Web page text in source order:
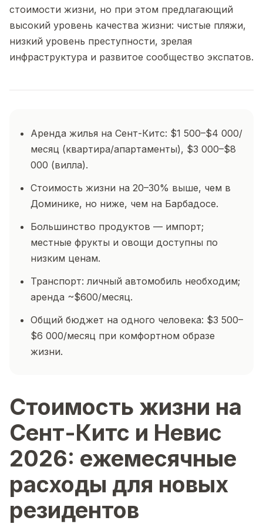
стоимости жизни, но при этом предлагающий
высокий уровень качества жизни: чистые пляжи,
низкий уровень преступности, зрелая
инфраструктура и развитое сообщество экспатов.
Аренда жилья на Сент-Китс: $1 500–$4 000/
месяц (квартира/апартаменты), $3 000–$8
000 (вилла).
Стоимость жизни на 20–30% выше, чем в
Доминике, но ниже, чем на Барбадосе.
Большинство продуктов — импорт;
местные фрукты и овощи доступны по
низким ценам.
Транспорт: личный автомобиль необходим;
аренда ~$600/месяц.
Общий бюджет на одного человека: $3 500–
$6 000/месяц при комфортном образе
жизни.
Стоимость жизни на
Сент-Китс и Невис
2026: ежемесячные
расходы для новых
резидентов